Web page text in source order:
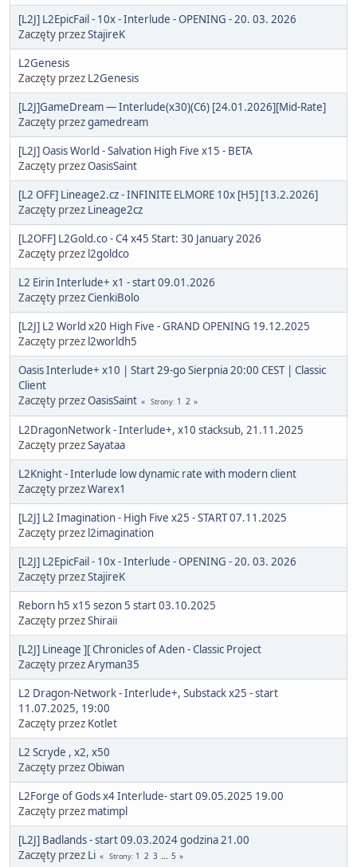
[L2J] L2EpicFail - 10x - Interlude - OPENING - 20. 03. 2026
Zaczęty przezStajireK
L2Genesis
Zaczęty przez L2Genesis
[L2J]GameDream — Interlude(x30)(C6) [24.01.2026][Mid-Rate]
Zaczęty przezgamedream
[L2J] Oasis World - Salvation High Five x15 - BETA
Zaczęty przezOasisSaint
[L2 OFF] Lineage2.cz - INFINITE ELMORE 10x [H5] [13.2.2026]
Zaczęty przez Lineage2cz
[L2OFF] L2Gold.co - C4 x45 Start: 30 January 2026
Zaczęty przez l2goldco
L2 Eirin Interlude+ x1 - start 09.01.2026
Zaczęty przezCienkiBolo
[L2J] L2 World x20 High Five - GRAND OPENING 19.12.2025
Zaczęty przez l2worldh5
Oasis Interlude+ x10 | Start 29-go Sierpnia 20:00 CEST | Classic
Client
Zaczęty przezOasisSaint Strony 1 2
L2DragonNetwork - Interlude+, x10 stacksub, 21.11.2025
Zaczęty przezSayataa
L2Knight - Interlude low dynamic rate with modern client
Zaczęty przezWarex1
[L2J] L2 Imagination - High Five x25 - START 07.11.2025
Zaczęty przez l2imagination
[L2J] L2EpicFail - 10x - Interlude - OPENING - 20. 03. 2026
Zaczęty przezStajireK
Reborn h5 x15 sezon 5 start 03.10.2025
Zaczęty przezShiraii
[L2J] Lineage ][ Chronicles of Aden - Classic Project
Zaczęty przezAryman35
L2 Dragon-Network - Interlude+, Substack x25 - start
11.07.2025, 19:00
Zaczęty przez Kotlet
L2 Scryde , x2, x50
Zaczęty przezObiwan
L2Forge of Gods x4 Interlude- start 09.05.2025 19.00
Zaczęty przez matimpl
[L2J] Badlands - start 09.03.2024 godzina 21.00
Zaczęty przez Li Strony 1 2 3 ... 5